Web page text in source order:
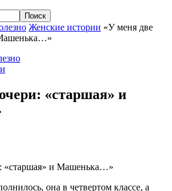
Женские истории «У меня две
«старшая» и
она в четвертом классе, а